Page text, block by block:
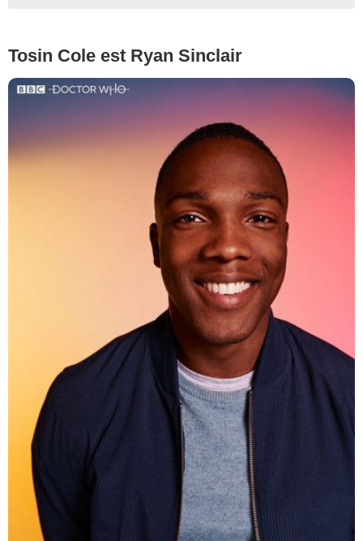
Tosin Cole est Ryan Sinclair